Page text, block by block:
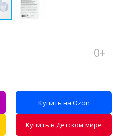
0+
Купить на Ozon
Купить в Детском мире